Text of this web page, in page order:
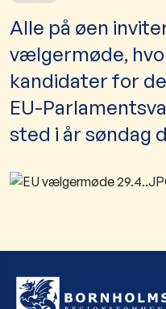
​Alle på øen
vælgermøde,
kandidater for
EU-
sted i år søndag